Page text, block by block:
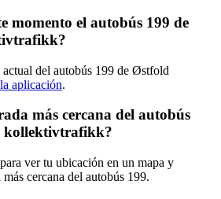
momento el autobús 199 de
actual del autobús 199 de Østfold
aplicación.
más cercana del autobús
kollektivtrafikk?
para ver tu ubicación en un mapa y
cercana del autobús 199.